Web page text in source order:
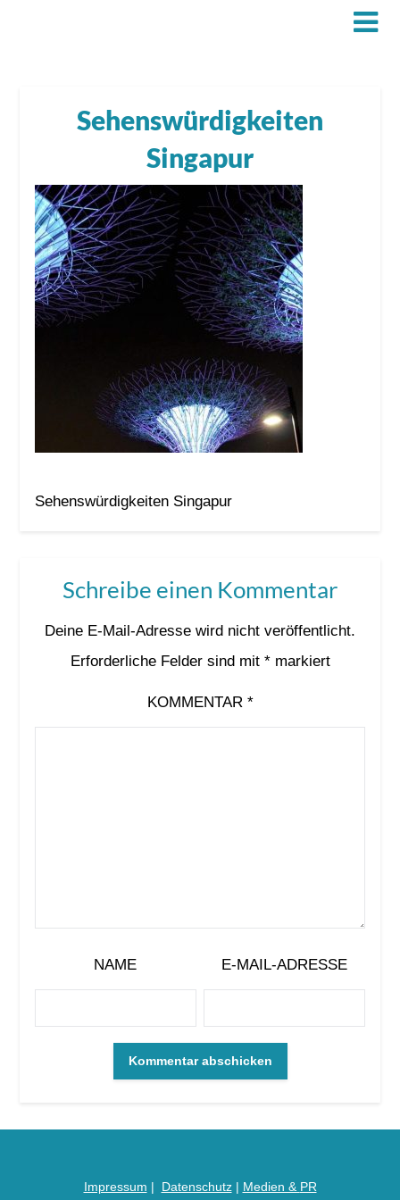
Sehenswürdigkeiten
Singapur
Sehenswürdigkeiten Singapur
Schreibe einen Kommentar
Deine E-Mail-Adresse wird nicht veröffentlicht.
Erforderliche Felder sind mit *markiert
KOMMENTAR *
NAME E-MAIL-ADRESSE
Impressum | Datenschutz| Medien & PR